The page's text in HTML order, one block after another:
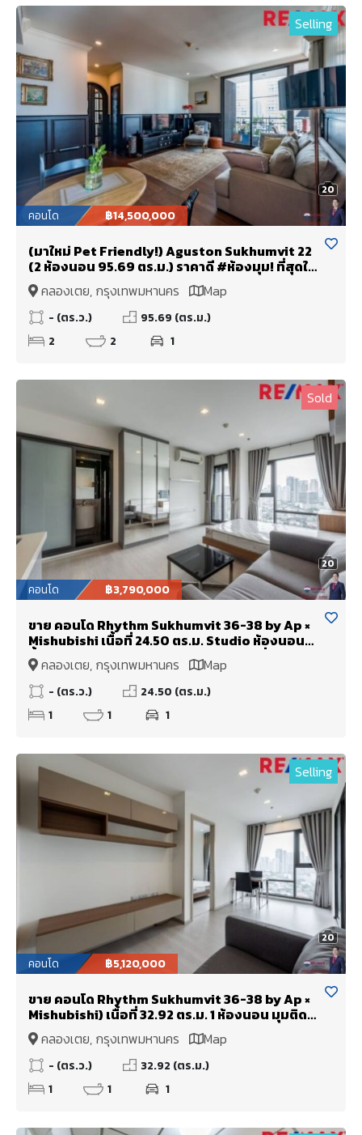
20
Selling
คอนโด ฿14,500,000
(มาใหม่ Pet Friendly!) Aguston Sukhumvit 22
(2 ห้องนอน 95.69 ตร.ม.) ราคาดี #ห้องมุม! ที่สุดใน
โครงการ พร้อมแต่งสวย Built-in และ ดีไซน์
แบบSpain การใช้งาน รูปแบบModern ใน
Concept "Exotic Spanish Contemporary"
คลองเตย, กรุงเทพมหานคร Map
- (ตร.ว.)
95.69 (ตร.ม.)
2
2 1
20
Sold
คอนโด ฿3,790,000
ขาย คอนโด Rhythm Sukhumvit 36-38 by Ap ×
Mishubishi เนื้อที่ 24.50 ตร.ม. Studio ห้องนอน
ชั้นสูง! วิวสวยกว่า สภาพเหมือนห้องมือหนึ่ง
คลองเตย, กรุงเทพมหานคร Map
- (ตร.ว.)
24.50 (ตร.ม.)
1
1 1
20
Selling
คอนโด ฿5,120,000
ขาย คอนโด Rhythm Sukhumvit 36-38 by Ap ×
Mishubishi) เนื้อที่ 32.92 ตร.ม. 1 ห้องนอน มุมติด
ทางหนีไฟ!
คลองเตย, กรุงเทพมหานคร Map
- (ตร.ว.)
32.92 (ตร.ม.)
1
1 1